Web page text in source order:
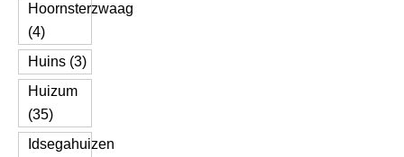
Hoornsterzwaag
(4)
Huins (3)
Huizum
(35)
Idsegahuizen